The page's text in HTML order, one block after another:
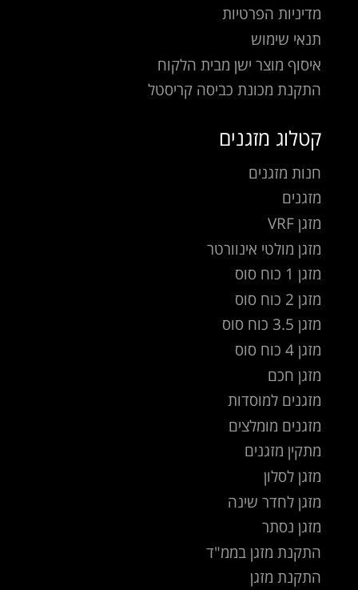
מדיניות הפרטיות
תנאי שימוש
איסוף מוצר ישן מבית הלקוח
התקנת מכונת כביסה קריסטל
קטלוג מזגנים
חנות מזגנים
מזגנים
מזגן VRF
מזגן מולטי אינוורטר
מזגן 1 כוח סוס
מזגן 2 כוח סוס
מזגן 3.5 כוח סוס
מזגן 4 כוח סוס
מזגן חכם
מזגנים למוסדות
מזגנים מומלצים
מתקין מזגנים
מזגן לסלון
מזגן לחדר שינה
מזגן נסתר
התקנת מזגן בממ"ד
התקנת מזגן